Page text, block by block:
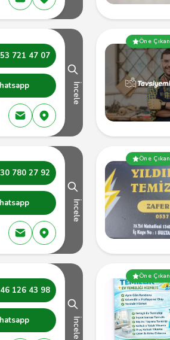
721 47 07
İncele
Öne Çıkan
780 27 92
İncele
Öne Çıkan
126 43 98
İncele
Öne Çıkan